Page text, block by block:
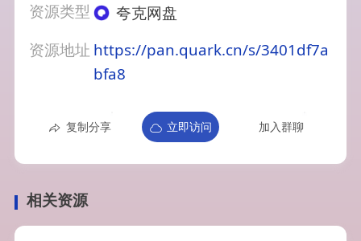
资源类型
夸克网盘
资源地址 https://pan.quark.cn/s/3401df7a
bfa8
复制分享 立即访问 加入群聊
相关资源